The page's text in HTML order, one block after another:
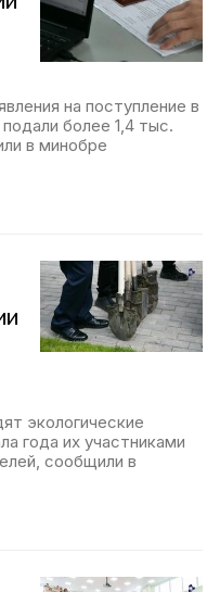
на поступление в
более 1,4 тыс.
в минобре
экологические
года их участниками
сообщили в